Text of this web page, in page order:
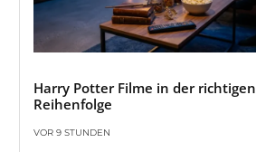
Harry Potter Filme in der richtigen
Reihenfolge
VOR 9 STUNDEN